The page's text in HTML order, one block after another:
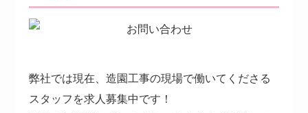
弊社では現在、造園工事の現場で働いてくださる
スタッフを求人募集中です！